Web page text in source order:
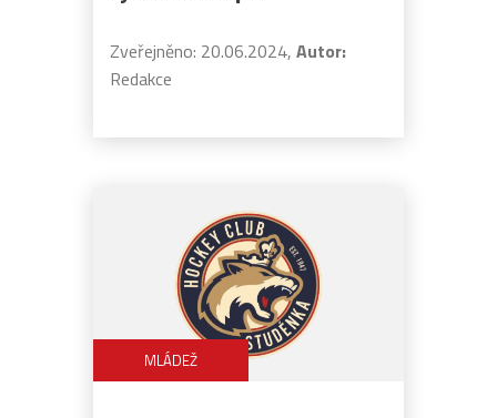
Zveřejněno: 20.06.2024, Autor:
Redakce
MLÁDEŽ